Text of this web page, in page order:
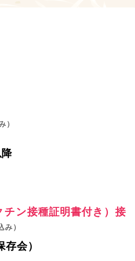
）
チン接種証明書付き）接
み）
会）